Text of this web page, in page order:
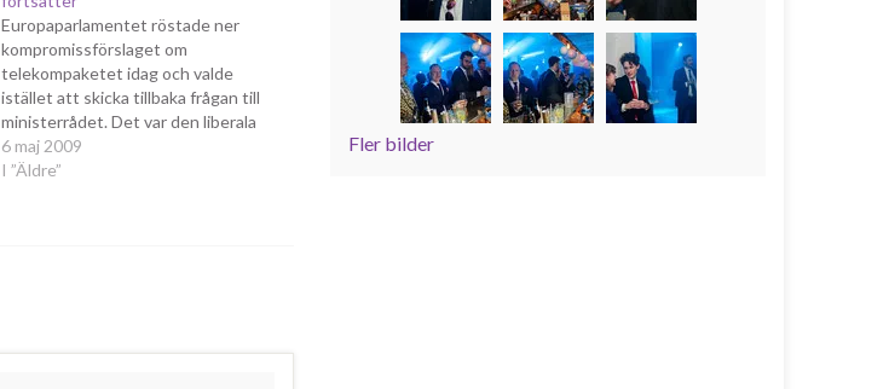
Europaparlamentet röstade ner
kompromissförslaget om
telekompaketet idag och valde
istället att skicka tillbaka frågan till
ministerrådet. Det var den liberala
partigruppen, som Folkpartiet
liberalerna och Centerpartiet tillhör,
6 maj 2009
I ”Äldre”
Fler bilder